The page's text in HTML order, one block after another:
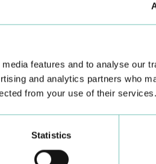
features and to analyse our
and analytics partners who
from your use of their services.
Statistics
de saúde CUFaqui